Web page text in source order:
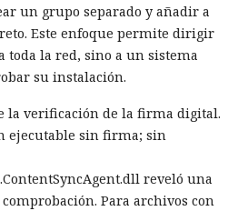
un grupo separado y añadir a
Este enfoque permite dirigir
toda la red, sino a un sistema
su instalación.
la verificación de la firma digital.
ejecutable sin firma; sin
reveló una
Para archivos con